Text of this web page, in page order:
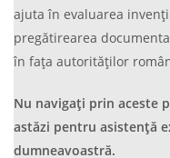
ajuta în evaluarea
pregătirearea
în fața autorităților
Nu navigați prin aceste
astăzi pentru asistență
dumneavoastră.